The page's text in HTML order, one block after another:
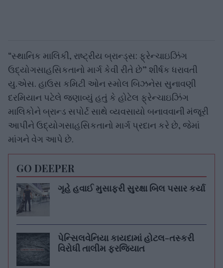
“સ્થાનિક માલિકી, રાષ્ટ્રીય બ્રાન્ડ્સ: ફ્રેન્ચાઇઝિંગ
ઉદ્યોગસાહસિકતાનો માર્ગ કેવી રીતે છે” શીર્ષક ધરાવતી
યુ.એસ. હાઉસ કમિટી ઓન સ્મોલ બિઝનેસ સુનાવણી
દરમિયાન પટેલે જણાવ્યું હતું કે હોટેલ ફ્રેન્ચાઇઝિંગ
માલિકોને બ્રાન્ડ સપોર્ટ સાથે વ્યવસાયો બનાવવાની મંજૂરી
આપીને ઉદ્યોગસાહસિકતાનો માર્ગ પ્રદાન કરે છે, જેમાં
માંગને વેગ આપે છે.
GO DEEPER
ગૃહે હવાઈ મુસાફરી સુરક્ષા બિલ પસાર કર્યા
પેન્સિલવેનિયા કાયદામાં હોટલ-તસ્કરી
વિરોધી તાલીમ ફરજિયાત